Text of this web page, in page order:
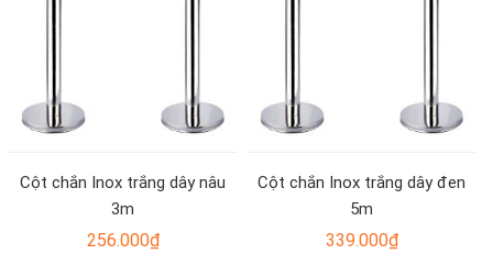
Cột chắn Inox trắng dây nâu
3m
256.000₫
Cột chắn Inox trắng dây đen
5m
339.000₫